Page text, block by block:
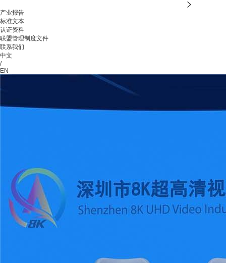
产业报告
标准文本
认证资料
联盟管理制度文件
联系我们
中文
/
EN